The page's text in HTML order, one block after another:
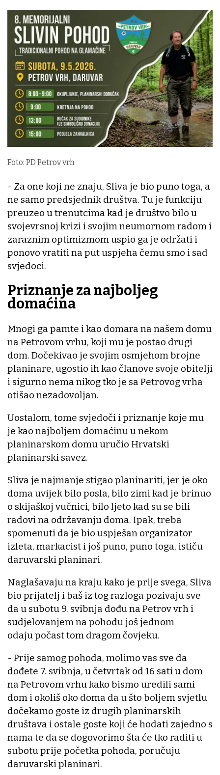
Foto: PD Petrov vrh
- Za one koji ne znaju, Sliva je bio puno toga, a
ne samo predsjednik društva. Tu je funkciju
preuzeo u trenutcima kad je društvo bilo u
svojevrsnoj krizi i svojim neumornom radom i
zaraznim optimizmom uspio ga je održati i
ponovo vratiti na put uspjeha čemu smo i sad
svjedoci.
Priznanje za najboljeg
domaćina
Mnogi ga pamte i kao domara na našem domu
na Petrovom vrhu, koji mu je postao drugi
dom. Dočekivao je svojim osmjehom brojne
planinare, ugostio ih kao članove svoje obitelji
i sigurno nema nikog tko je sa Petrovog vrha
otišao nezadovoljan.
Uostalom, tome svjedoči i priznanje koje mu
je kao najboljem domaćinu u nekom
planinarskom domu uručio Hrvatski
planinarski savez.
Sliva je najmanje stigao planinariti, jer je oko
doma uvijek bilo posla, bilo zimi kad je brinuo
o skijaškoj vučnici, bilo ljeto kad su se bili
radovi na održavanju doma. Ipak, treba
spomenuti da je bio uspješan organizator
izleta, markacist i još puno, puno toga, ističu
daruvarski planinari.
Naglašavaju na kraju kako je prije svega, Sliva
bio prijatelj i baš iz tog razloga pozivaju sve
da u subotu 9. svibnja dođu na Petrov vrh i
sudjelovanjem na pohodu još jednom
odaju počast tom dragom čovjeku.
- Prije samog pohoda, molimo vas sve da
dođete 7. svibnja, u četvrtak od 16 sati u dom
na Petrovom vrhu kako bismo uredili sami
dom i okoliš oko doma da u što boljem svjetlu
dočekamo goste iz drugih planinarskih
društava i ostale goste koji će hodati zajedno s
nama te da se dogovorimo šta će tko raditi u
subotu prije početka pohoda, poručuju
daruvarski planinari.